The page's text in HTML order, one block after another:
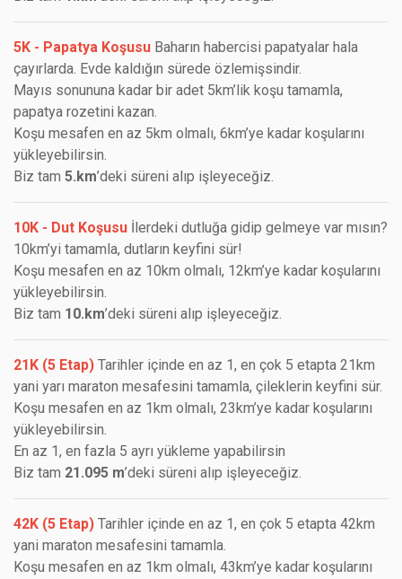
5K - Papatya Koşusu Baharın habercisi papatyalar hala
çayırlarda. Evde kaldığın sürede özlemişsindir.
Mayıs sonununa kadar bir adet 5km’lik koşu tamamla,
papatya rozetini kazan.
Koşu mesafen en az 5km olmalı, 6km’ye kadar koşularını
yükleyebilirsin.
Biz tam 5.km’deki süreni alıp işleyeceğiz.
10K - Dut Koşusu İlerdeki dutluğa gidip gelmeye var mısın?
10km’yi tamamla, dutların keyfini sür!
Koşu mesafen en az 10km olmalı, 12km’ye kadar koşularını
yükleyebilirsin.
Biz tam 10.km’deki süreni alıp işleyeceğiz.
21K (5 Etap) Tarihler içinde en az 1, en çok 5 etapta 21km
yani yarı maraton mesafesini tamamla, çileklerin keyfini sür.
Koşu mesafen en az 1km olmalı, 23km’ye kadar koşularını
yükleyebilirsin.
En az 1, en fazla 5 ayrı yükleme yapabilirsin
Biz tam 21.095 m’deki süreni alıp işleyeceğiz.
42K (5 Etap) Tarihler içinde en az 1, en çok 5 etapta 42km
yani maraton mesafesini tamamla.
Koşu mesafen en az 1km olmalı, 43km’ye kadar koşularını